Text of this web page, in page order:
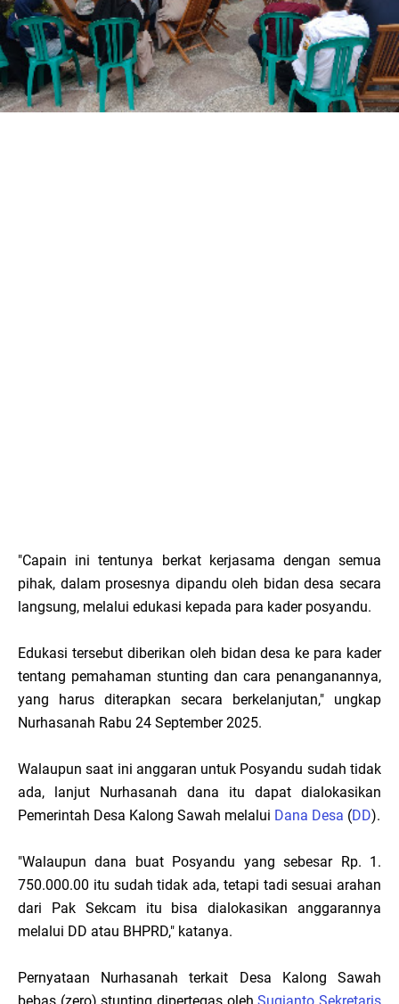
"Capain ini tentunya berkat kerjasama dengan semua
pihak, dalam prosesnya dipandu oleh bidan desa secara
langsung, melalui edukasi kepada para kader posyandu.
Edukasi tersebut diberikan oleh bidan desa ke para kader
tentang pemahaman stunting dan cara penanganannya,
yang harus diterapkan secara berkelanjutan," ungkap
Nurhasanah Rabu 24 September 2025.
Walaupun saat ini anggaran untuk Posyandu sudah tidak
ada, lanjut Nurhasanah dana itu dapat dialokasikan
Pemerintah Desa Kalong Sawah melalui Dana Desa (DD).
"Walaupun dana buat Posyandu yang sebesar Rp. 1.
750.000.00 itu sudah tidak ada, tetapi tadi sesuai arahan
dari Pak Sekcam itu bisa dialokasikan anggarannya
melalui DD atau BHPRD," katanya.
Pernyataan Nurhasanah terkait Desa Kalong Sawah